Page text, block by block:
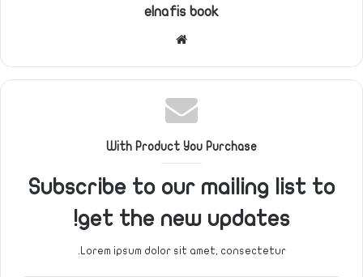
elnafis book
With Product You Purchase
Subscribe to our mailing list to
get the new updates!
Lorem ipsum dolor sit amet, consectetur.